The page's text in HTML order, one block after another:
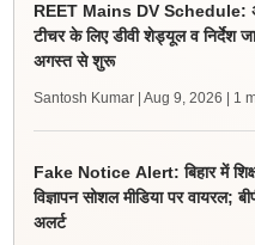
REET Mains DV Schedule:
टीचर के लिए डीवी शेड्यूल व निर्देश
अगस्त से शुरू
Santosh Kumar | Aug 9, 2026 | 1
Fake Notice Alert: बिहार में
विज्ञापन सोशल मीडिया पर वायरल;
अलर्ट